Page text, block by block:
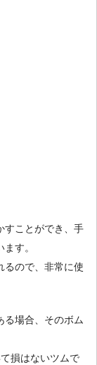
すことができ、手
す。
るので、非常に使
る場合、そのボム
損はないツムで